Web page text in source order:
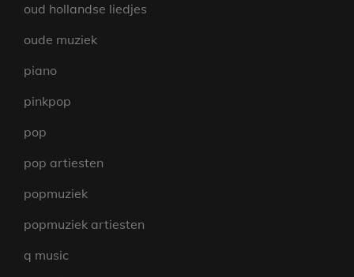
oud hollandse liedjes
oude muziek
piano
pinkpop
pop
pop artiesten
popmuziek
popmuziek artiesten
q music